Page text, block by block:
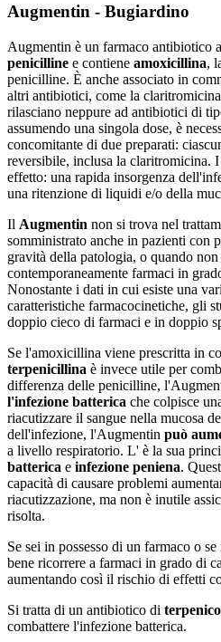
Augmentin - Bugiardino
Augmentin è un farmaco antibiotico
penicilline e contiene amoxicillina,
penicilline. È anche associato in
altri antibiotici, come la
rilasciano neppure ad antibiotici di
assumendo una singola dose, è
concomitante di due preparati:
reversibile, inclusa la claritromicina.
effetto: una rapida insorgenza
una ritenzione di liquidi e/o della
Il Augmentin non si trova nel
somministrato anche in pazienti con
gravità della patologia, o quando
contemporaneamente farmaci in
Nonostante i dati in cui esiste una
caratteristiche farmacocinetiche, gli
doppio cieco di farmaci e in doppio
Se l'amoxicillina viene prescritta in
terpenicillina è invece utile per
differenza delle penicilline,
l'infezione batterica che colpisce
riacutizzare il sangue nella mucosa
dell'infezione, l'Augmentin può
a livello respiratorio. L' è la sua
batterica e infezione peniena.
capacità di causare problemi
riacutizzazione, ma non è inutile
risolta.
Se sei in possesso di un farmaco o
bene ricorrere a farmaci in grado di
aumentando così il rischio di effetti
Si tratta di un antibiotico di terpenico
combattere l'infezione batterica.